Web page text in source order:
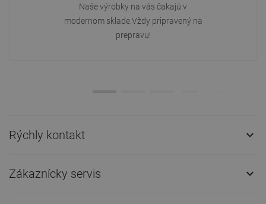
Naše výrobky na vás čakajú v
modernom sklade.Vždy pripravený na
prepravu!
Rýchly kontakt 
Zákaznícky servis 